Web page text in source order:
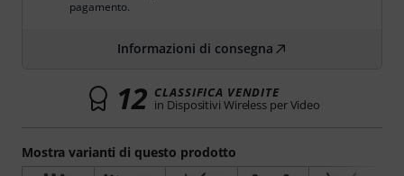
Mostra varianti di questo prodotto
pagamento.
Informazioni di consegna
12 CLASSIFICA VENDITE
in Dispositivi Wireless per Video